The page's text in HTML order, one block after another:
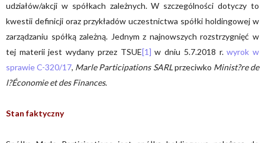
udziałów/akcji w spółkach zależnych. W szczególności dotyczy to
kwestii definicji oraz przykładów uczestnictwa spółki holdingowej w
zarządzaniu spółką zależną. Jednym z najnowszych rozstrzygnięć w
tej materii jest wydany przez TSUE[1] w dniu 5.7.2018 r.wyrok w
sprawie C-320/17, Marle Participations SARLprzeciwko Minist?re de
l?Économie et des Finances.
Stan faktyczny